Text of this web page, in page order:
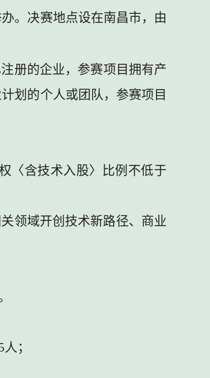
。决赛地点设在南昌市，由
册的企业，参赛项目拥有产
划的个人或团队，参赛项目
〈含技术入股〉比例不低于
领域开创技术新路径、商业
人；